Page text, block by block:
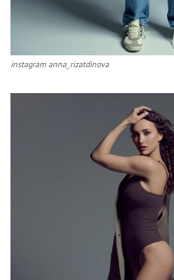
instagram anna_rizatdinova